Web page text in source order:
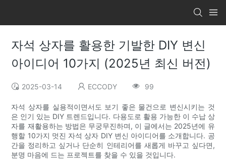
자석 상자를 활용한 기발한 DIY 변신
아이디어 10가지 (2025년 최신 버전)
2025-03-14 ECCODY 99
자석 상자를 실용적이면서도 보기 좋은 물건으로 변신시키는 것
은 인기 있는 DIY 트렌드입니다. 다용도로 활용 가능한 이 수납 상
자를 재활용하는 방법은 무궁무진하며, 이 글에서는 2025년에 유
행할 10가지 멋진 자석 상자 DIY 변신 아이디어를 소개합니다. 공
간을 정리하고 싶거나 단순히 인테리어를 새롭게 바꾸고 싶다면,
분명 마음에 드는 프로젝트를 찾을 수 있을 것입니다.